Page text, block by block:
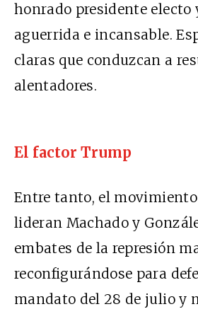
honrado presidente electo
aguerrida e incansable.
claras que conduzcan a
alentadores.
El factor Trump
Entre tanto, el
lideran Machado y
embates de la represión
reconfigurándose para
mandato del 28 de julio y